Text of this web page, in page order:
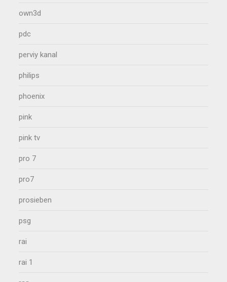
own3d
pdc
perviy kanal
philips
phoenix
pink
pink tv
pro 7
pro7
prosieben
psg
rai
rai 1